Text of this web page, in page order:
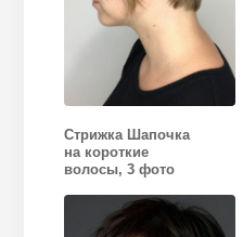
Стрижка Шапочка
на короткие
волосы, 3 фото